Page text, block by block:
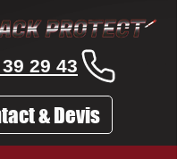
29 43
& Devis